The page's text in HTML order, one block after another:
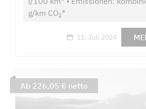
g/km CO2*
11. Juli 2024
Ab 226,05 € netto